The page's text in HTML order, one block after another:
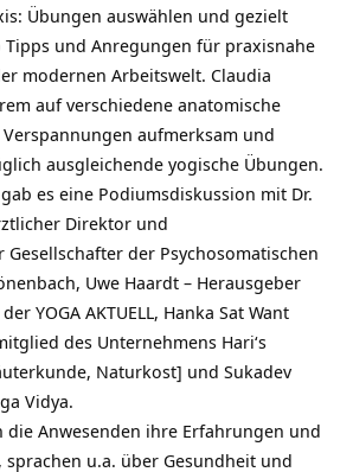
Übungen auswählen und gezielt
Tipps und Anregungen für praxisnahe
modernen Arbeitswelt. Claudia
auf verschiedene anatomische
aufmerksam und
ausgleichende yogische Übungen.
es eine Podiumsdiskussion mit Dr.
Direktor und
der Psychosomatischen
Uwe Haardt – Herausgeber
YOGA AKTUELL, Hanka Sat Want
des Unternehmens Hari‘s
Naturkost] und Sukadev
Vidya.
die Anwesenden ihre Erfahrungen und
u.a. über Gesundheit und